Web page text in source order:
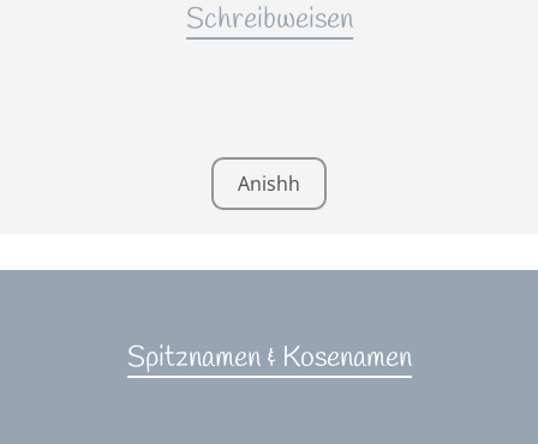
Schreibweisen
Anishh
Spitznamen & Kosenamen